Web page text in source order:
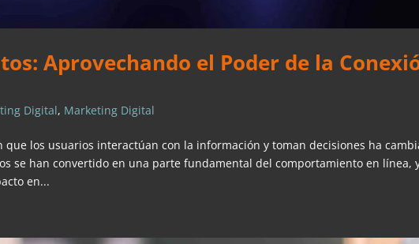
Aprovechando el Poder de la
Digital, Marketing Digital
que los usuarios interactúan con la información y toman decisiones ha
se han convertido en una parte fundamental del comportamiento en línea,
en...